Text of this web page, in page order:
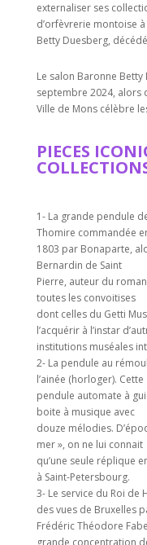
externaliser ses
d’orfèvrerie montoise
Betty Duesberg,
Le salon Baronne Betty
septembre 2024, alors
Ville de Mons célèbre
PIECES
1- La grande pendule
Thomire commandée
1803 par Bonaparte,
Bernardin de Saint
Pierre, auteur du
toutes les convoitises
dont celles du Getti
l’acquérir à l’instar
institutions muséales
2- La pendule au
l’ainée (horloger). Cette
pendule automate à
boite à musique avec
douze mélodies.
mer », on ne lui connait
qu’une seule réplique
à Saint-Petersbourg.
3- Le service du Roi
des vues de Bruxelles
Frédéric Théodore